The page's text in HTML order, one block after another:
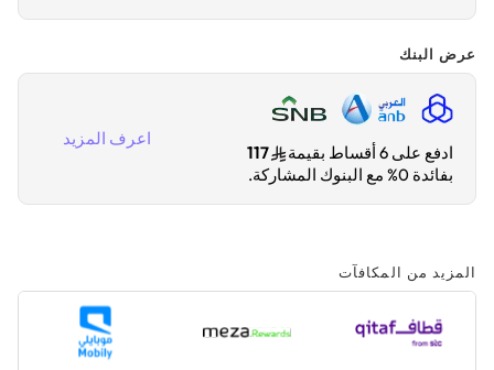
عرض البنك
ادفع على 6 أقساط بقيمة
117
بفائدة 0% مع البنوك المشاركة.
اعرف المزيد
المزيد من المكافآت